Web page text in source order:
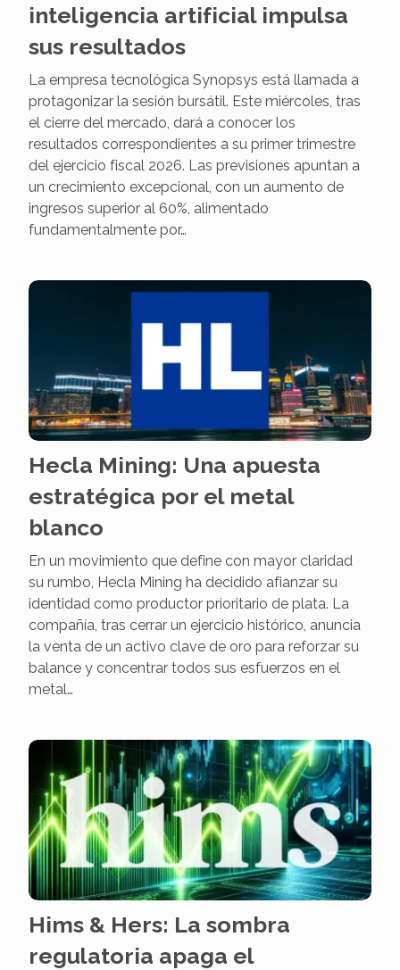
inteligencia artificial impulsa
sus resultados
La empresa tecnológica Synopsys está llamada a
protagonizar la sesión bursátil. Este miércoles, tras
el cierre del mercado, dará a conocer los
resultados correspondientes a su primer trimestre
del ejercicio fiscal 2026. Las previsiones apuntan a
un crecimiento excepcional, con un aumento de
ingresos superior al 60%, alimentado
fundamentalmente por…
Hecla Mining: Una apuesta
estratégica por el metal
blanco
En un movimiento que define con mayor claridad
su rumbo, Hecla Mining ha decidido afianzar su
identidad como productor prioritario de plata. La
compañía, tras cerrar un ejercicio histórico, anuncia
la venta de un activo clave de oro para reforzar su
balance y concentrar todos sus esfuerzos en el
metal…
Hims & Hers: La sombra
regulatoria apaga el